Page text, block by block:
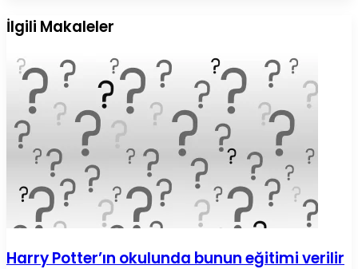
ile
paylaş
İlgili Makaleler
Harry Potter’ın okulunda bunun eğitimi verilir